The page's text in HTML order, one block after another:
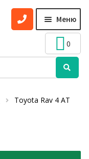
Меню
меню
0
Toyota Rav 4 АТ